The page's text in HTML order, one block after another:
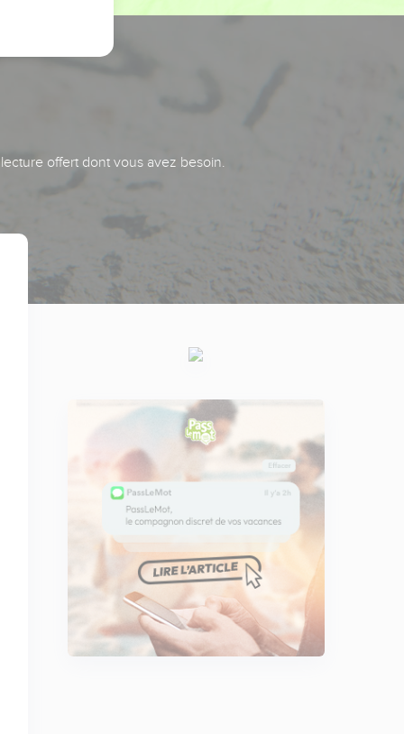
offert dont vous avez besoin.